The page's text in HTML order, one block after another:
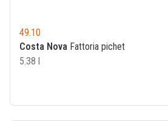
49.10
Costa Nova Fattoria pichet
5.38 l